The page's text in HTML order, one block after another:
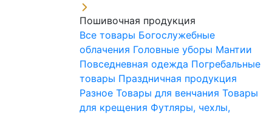
Пошивочная продукция
Все товары Богослужебные
облачения Головные уборы Мантии
Повседневная одежда Погребальные
товары Праздничная продукция
Разное Товары для венчания Товары
для крещения Футляры, чехлы,